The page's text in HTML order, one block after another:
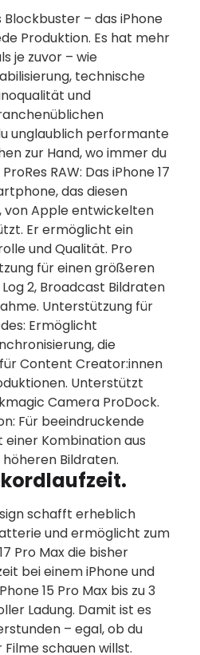
– das iPhone
Produktion. Es hat mehr
je zuvor – wie
technische
und
unglaublich performante
zur Hand, wo immer du
RAW: Das iPhone 17
das diesen
Apple entwickelten
Er ermöglicht ein
und Qualität. Pro
für einen größeren
2, Broadcast Bildraten
Unterstützung für
Ermöglicht
die
Content Creato­r:innen
Unterstützt
Camera ProDock.
Für beein­druckende
Kombination aus
Bildraten.
schafft erheblich
und ermöglicht zum
Pro Max die bisher
bei einem iPhone und
15 Pro Max bis zu 3
Ladung. Damit ist es
– egal, ob du
schauen willst.